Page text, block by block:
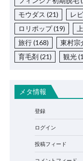
モウダス (21) レ
ロリポップ(19)
旅行(168) 東村宗
育毛剤(21) 観光
メタ情報
登録
ログイン
投稿フィード